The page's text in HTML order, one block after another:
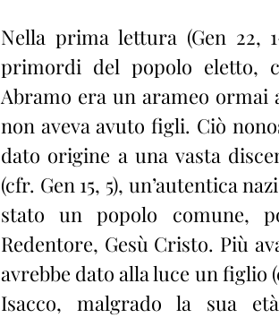
Nella prima lettura (Gen 22,
primordi del popolo eletto,
Abramo era un arameo ormai
non aveva avuto figli. Ciò
dato origine a una vasta
(cfr. Gen 15, 5), un’autentica
stato un popolo comune,
Redentore, Gesù Cristo. Più
avrebbe dato alla luce un figlio
Isacco, malgrado la sua